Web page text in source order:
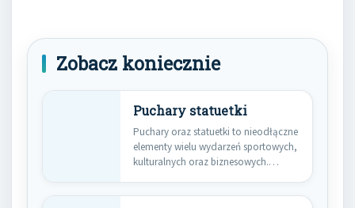
Zobacz koniecznie
Puchary statuetki
Puchary oraz statuetki to nieodłączne
elementy wielu wydarzeń sportowych,
kulturalnych oraz biznesowych.